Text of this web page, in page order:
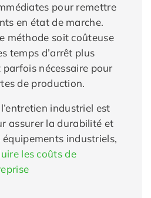
pour remettre
en état de marche.
méthode soit coûteuse
temps d’arrêt plus
parfois nécessaire pour
de production.
industriel est
assurer la durabilité et
industriels,
les coûts de